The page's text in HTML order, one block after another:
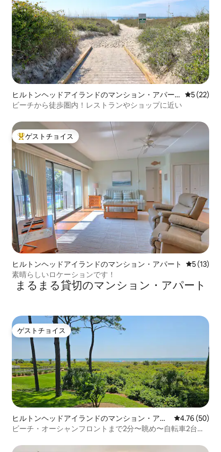
ヒルトンヘッドアイランドのマンション・アパー
ト
レビュー
5 (22)
ビーチから徒歩圏内！レストランやショップに近い
大好評のゲストチョイスです。
ゲストチョイス
ヒルトンヘッドアイランドのマンション・アパート レビュー
5 (13)
素晴らしいロケーションです！
まるまる貸切のマンション・アパート
ゲストチョイス
ゲストチョイス
ヒルトンヘッドアイランドのマンション・アパ
ート
レビュー50
4.76 (50)
ビーチ・オーシャンフロントまで2分〜眺め〜自転車2台！